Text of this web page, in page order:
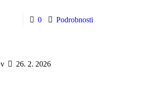
0 Podrobnosti
v
26. 2. 2026